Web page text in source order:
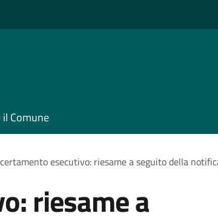
il Comune
esecutivo: riesame a seguito della
riesame a